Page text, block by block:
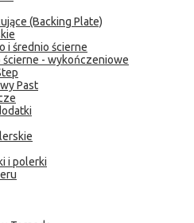
(Backing Plate)
i średnio ścierne
ścierne - wykończeniowe
Past
i polerki